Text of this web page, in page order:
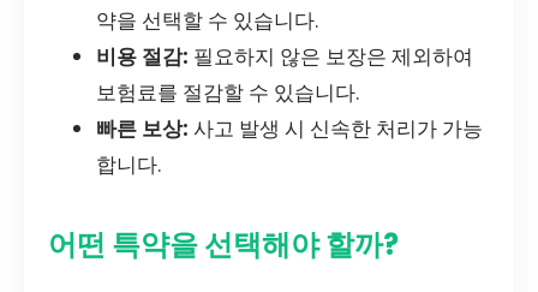
약을 선택할 수 있습니다.
비용 절감: 필요하지 않은 보장은 제외하여
보험료를 절감할 수 있습니다.
빠른 보상: 사고 발생 시 신속한 처리가 가능
합니다.
어떤 특약을 선택해야 할까?